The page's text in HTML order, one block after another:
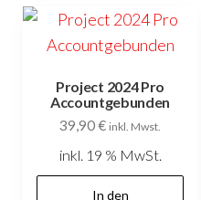
Project 2024 Pro
Accountgebunden
39,90€ inkl. Mwst.
inkl. 19 % MwSt.
In den